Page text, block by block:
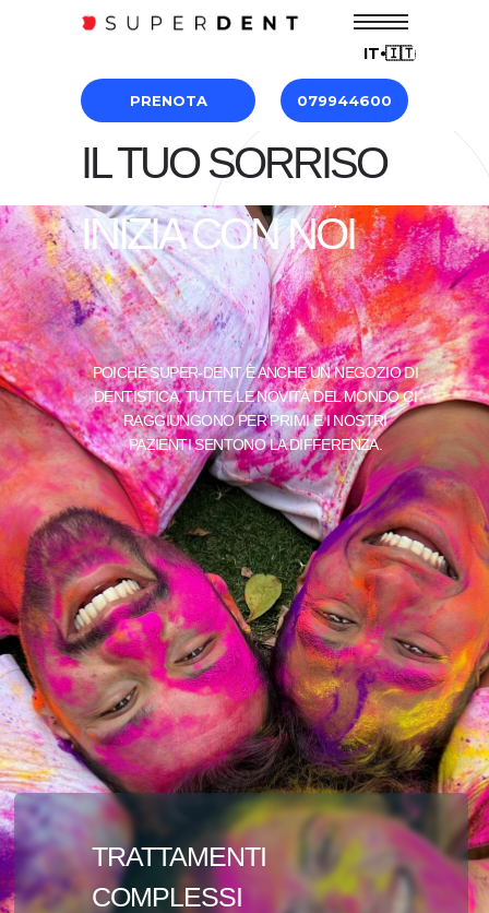
079944600
PRENOTA
IT⦁🇮🇹
IL TUO SORRISO
INIZIA CON NOI
POICHÉ SUPER-DENT È ANCHE UN NEGOZIO DI
DENTISTICA, TUTTE LE NOVITÀ DEL MONDO CI
RAGGIUNGONO PER PRIMI E I NOSTRI
PAZIENTI SENTONO LA DIFFERENZA.
TRATTAMENTI
COMPLESSI